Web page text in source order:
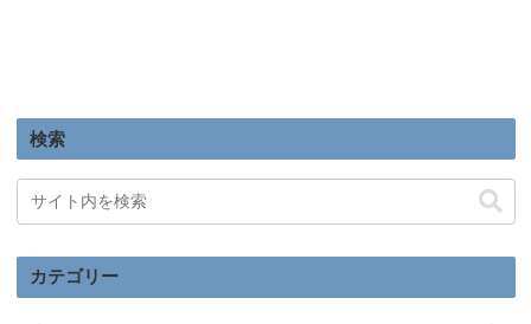
検索
カテゴリー